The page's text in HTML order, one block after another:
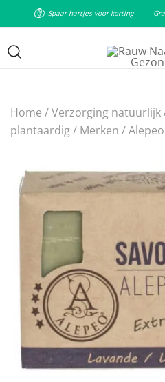
Spaar hartjes voor korting -
Home /Verzorging natuurlijk
plantaardig/ Merken /Alepeo